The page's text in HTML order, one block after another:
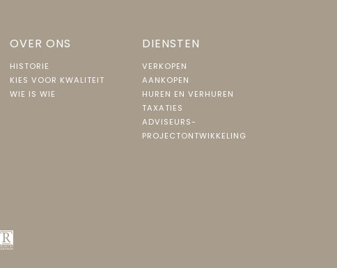
OVER ONS
HISTORIE
KIES VOOR KWALITEIT
WIE IS WIE
DIENSTEN
VERKOPEN
AANKOPEN
HUREN EN VERHUREN
TAXATIES
ADVISEURS-
PROJECTONTWIKKELING